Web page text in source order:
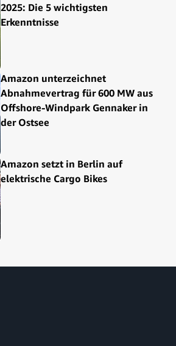
2025: Die 5 wichtigsten
Erkenntnisse
Amazon unterzeichnet
Abnahmevertrag für 600 MW aus
Offshore-Windpark Gennaker in
der Ostsee
Amazon setzt in Berlin auf
elektrische Cargo Bikes